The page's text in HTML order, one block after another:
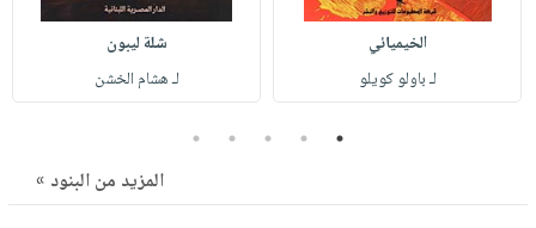
صابون
مناسبات
فيديوهات
الخيميائي
لـ باولو كويلو
شلة ليبون
لـ هشام الخشن
1
2
3
4
5
المزيد من البنود »